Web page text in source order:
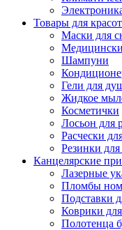
Товары для
Маски для
Шампуни
Гели для
Жидкое
Косметички
Лосьон для
Расчески
Резинки для
Канцелярские
Лазерные
Пломбы
Подставки
Коврики
Полотенца